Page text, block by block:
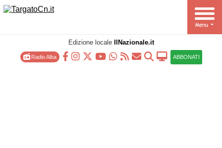
Edizione locale IlNazionale.it
Radio Alba ABBONATI